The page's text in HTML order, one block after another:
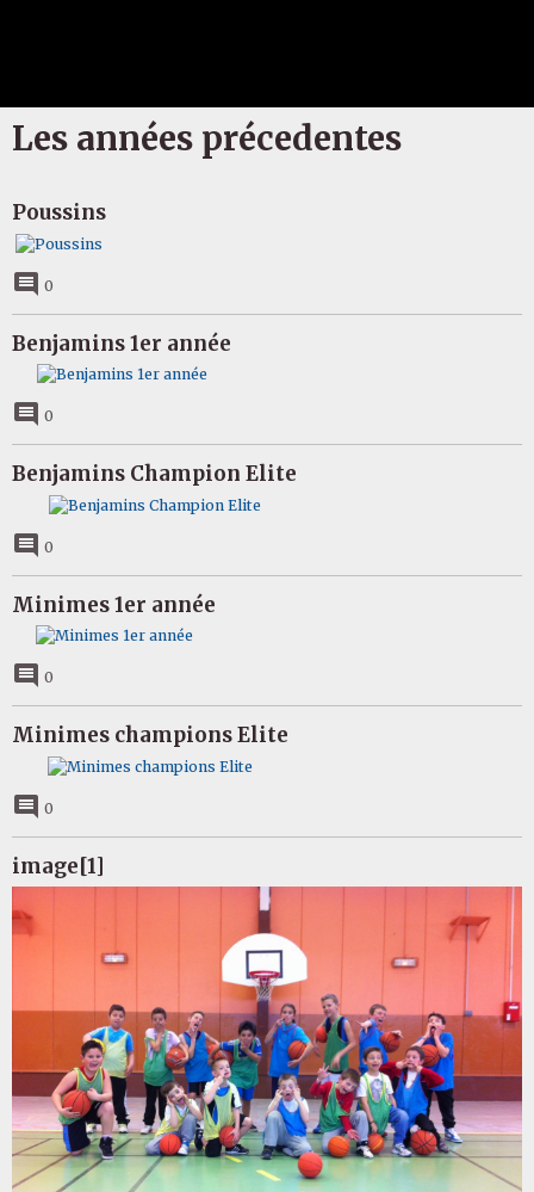
Les années précedentes
Poussins
0
Benjamins 1er année
0
Benjamins Champion Elite
0
Minimes 1er année
0
Minimes champions Elite
0
image[1]